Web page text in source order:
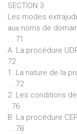
SECTION 3
Les modes
aux noms de
. . 71
A. La procédure
72
1. La nature de la
. . 72
2. Les conditions de
. 76
B. La procédure
. . 78